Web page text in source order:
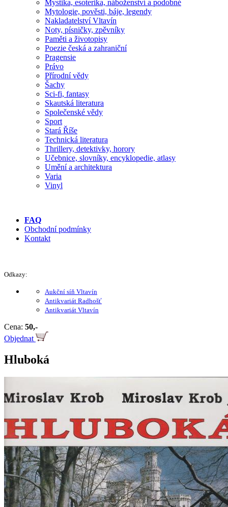
Mystika, esoterika, náboženství a podobné
Mytologie, pověsti, báje, legendy
Nakladatelství Vltavín
Noty, písničky, zpěvníky
Paměti a životopisy
Poezie česká a zahraniční
Pragensie
Právo
Přírodní vědy
Šachy
Sci-fi, fantasy
Skautská literatura
Společenské vědy
Sport
Stará Říše
Technická literatura
Thrillery, detektivky, horory
Učebnice, slovníky, encyklopedie, atlasy
Umění a architektura
Varia
Vinyl
FAQ
Obchodní podmínky
Kontakt
Odkazy:
Aukční síň Vltavín
Antikvariát Radhošť
Antikvariát Vltavín
Cena: 50,-
Objednat
Hluboká